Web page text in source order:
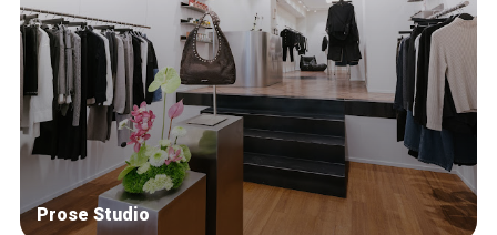
Prose Studio